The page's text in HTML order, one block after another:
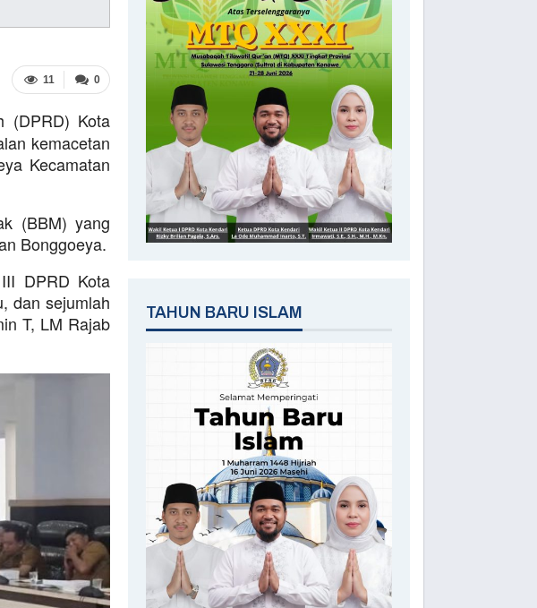
0
11
(DPRD) Kota
kemacetan
Kecamatan
(BBM) yang
Bonggoeya.
DPRD Kota
dan sejumlah
T, LM Rajab
TAHUN BARU ISLAM